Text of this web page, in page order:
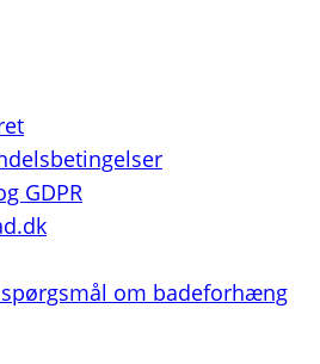
GDPR
om badeforhæng